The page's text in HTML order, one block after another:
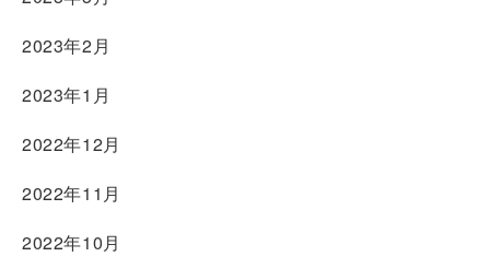
2023年2月
2023年1月
2022年12月
2022年11月
2022年10月